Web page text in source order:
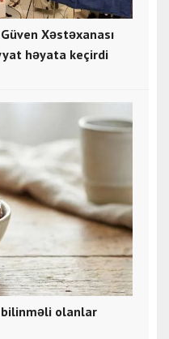
Xəstəxanası
həyata keçirdi
bilinməli olanlar